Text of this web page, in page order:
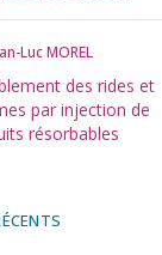
Luc MOREL
des rides et
par injection de
résorbables